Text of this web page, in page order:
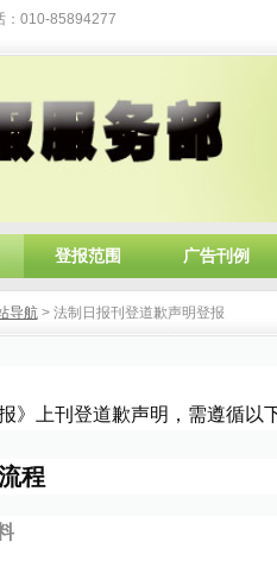
：010-85894277
登报范围 广告刊例
导航> 法制日报刊登道歉声明登报
》上刊登道歉声明，需遵循以
程